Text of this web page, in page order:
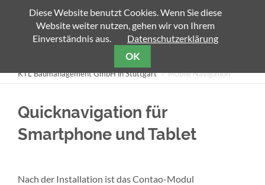
Zielseite
KTL Baumanagement GmbH in Stuttgart Mobile Navigation
Quicknavigation für
Smartphone und Tablet
Nach der Installation ist das Contao-Modul
Diese Website benutzt Cookies. Wenn Sie diese
Website weiter nutzen, gehen wir von Ihrem
Einverständnis aus.
Datenschutzerklärung
OK